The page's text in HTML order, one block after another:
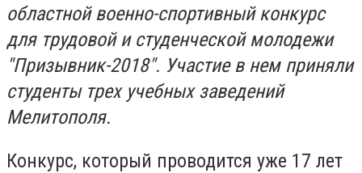
областной военно-спортивный конкурс
для трудовой и студенческой молодежи
"Призывник-2018". Участие в нем приняли
студенты трех учебных заведений
Мелитополя.
Конкурс, который проводится уже 17 лет